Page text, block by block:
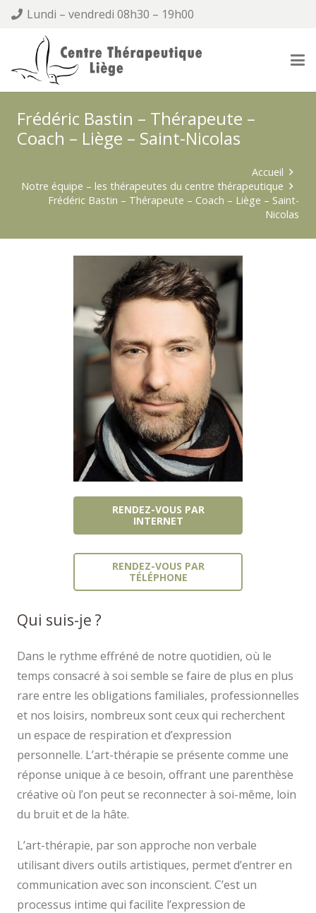
Lundi – vendredi 08h30 – 19h00
Frédéric Bastin – Thérapeute –
Coach – Liège – Saint-Nicolas
Accueil
Notre équipe – les thérapeutes du centre thérapeutique
Frédéric Bastin – Thérapeute – Coach – Liège – Saint-
Nicolas
RENDEZ-VOUS PAR
INTERNET
RENDEZ-VOUS PAR
TÉLÉPHONE
Qui suis-je ?
Dans le rythme effréné de notre quotidien, où le
temps consacré à soi semble se faire de plus en plus
rare entre les obligations familiales, professionnelles
et nos loisirs, nombreux sont ceux qui recherchent
un espace de respiration et d’expression
personnelle. L’art-thérapie se présente comme une
réponse unique à ce besoin, offrant une parenthèse
créative où l’on peut se reconnecter à soi-même, loin
du bruit et de la hâte.
L’art-thérapie, par son approche non verbale
utilisant divers outils artistiques, permet d’entrer en
communication avec son inconscient. C’est un
processus intime qui facilite l’expression de